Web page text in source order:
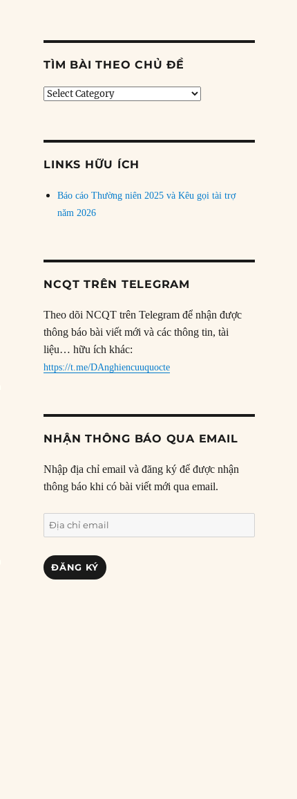
TÌM BÀI THEO CHỦ ĐỀ
Tìm
LINKS HỮU ÍCH
Báo cáo Thường niên 2025 và Kêu gọi tài trợ
năm 2026
NCQT TRÊN TELEGRAM
Theo dõi NCQT trên Telegram để nhận được
thông báo bài viết mới và các thông tin, tài
liệu… hữu ích khác:
https://t.me/DAnghiencuuquocte
NHẬN THÔNG BÁO QUA EMAIL
Nhập địa chỉ email và đăng ký để được nhận
thông báo khi có bài viết mới qua email.
Địa
chỉ
email
ĐĂNG KÝ